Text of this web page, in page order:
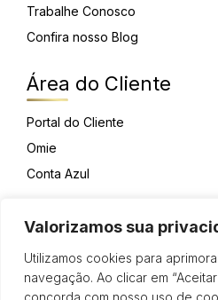
Valorizamos sua
Utilizamos cookies para
navegação. Ao clicar em
concorda com nosso uso de
Trabalhe Conosco
Confira nosso Blog
Área do Cliente
Portal do Cliente
Omie
Conta Azul
Privacidade
Política de Privacidade
Tratamentos de dados Currículo